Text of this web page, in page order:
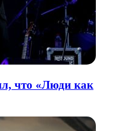
что «Люди как